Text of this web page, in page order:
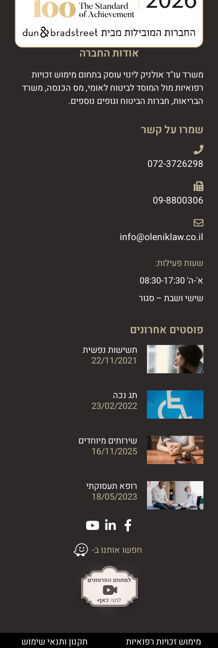
אודות החברה
משרד עו"ד אולניק לינוי עוסק בתחום מימוש זכויות
רפואיות מול המוסד לביטוח לאומי, מס הכנסה, משרד
הבריאות, חברות הביטוח וגופים נוספים.
שמרו על קשר
072-3726298
09-8800306​
info@oleniklaw.co.il ​
שעות פעילות:
א'-ה' 08:30-17:30
שישי ושבת – סגור
פוסטים אחרונים
תשישות נפשית
22/11/2021
תג נכה
23/02/2022
שירותים מיוחדים
16/11/2025
רופא תעסוקתי
18/05/2023
חפשו אותנו ב-
מימוש זכויות רפואיות תקנון ותנאי שימוש